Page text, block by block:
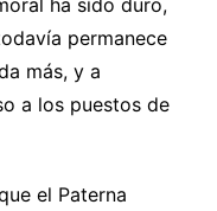
permanece
más, y a
a los puestos de
el Paterna